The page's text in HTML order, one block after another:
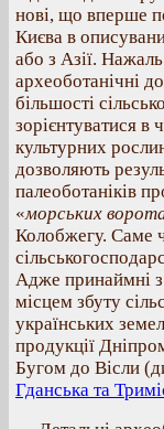
нові, що вперше
Києва в
або з Азії.
археоботанічні
більшості
зорієнтуватися
культурних
дозволяють
палеоботаніків
«морських
Колобжегу. Саме
Адже принаймні з
місцем збуту
українських
продукції
Бугом до Вісли
Гданська та